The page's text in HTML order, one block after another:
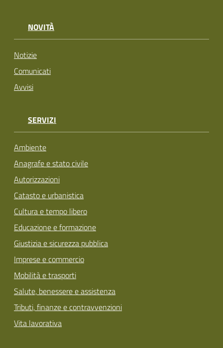
NOVITÀ
Notizie
Comunicati
Avvisi
SERVIZI
Ambiente
Anagrafe e stato civile
Autorizzazioni
Catasto e urbanistica
Cultura e tempo libero
Educazione e formazione
Giustizia e sicurezza pubblica
Imprese e commercio
Mobilità e trasporti
Salute, benessere e assistenza
Tributi, finanze e contravvenzioni
Vita lavorativa